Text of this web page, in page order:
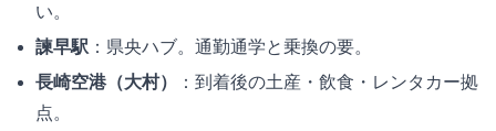
い。
諫早駅 ：県央ハブ。通勤通学と乗換の要。
長崎空港（大村）
：到着後の土産・飲食・レンタカー拠
点。